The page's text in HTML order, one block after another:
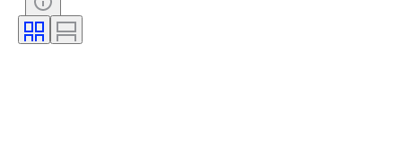
Livello di riempimento del vino
Denominazione del vino / Classificazione